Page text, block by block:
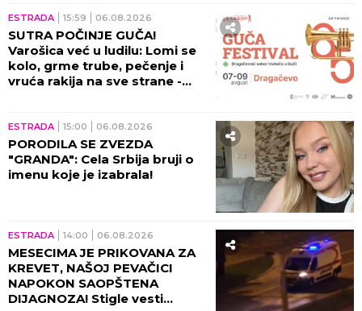
ESTRADA 15:59 06.08.2026
SUTRA POČINJE GUČA!
Varošica već u ludilu: Lomi se
kolo, grme trube, pečenje i
vruća rakija na sve strane -
ESTRADA 15:00 06.08.2026
PORODILA SE ZVEZDA
"GRANDA": Cela Srbija bruji o
imenu koje je izabrala!
ESTRADA 14:00 06.08.2026
MESECIMA JE PRIKOVANA ZA
KREVET, NAŠOJ PEVAČICI
NAPOKON SAOPŠTENA
DIJAGNOZA! Stigle vesti